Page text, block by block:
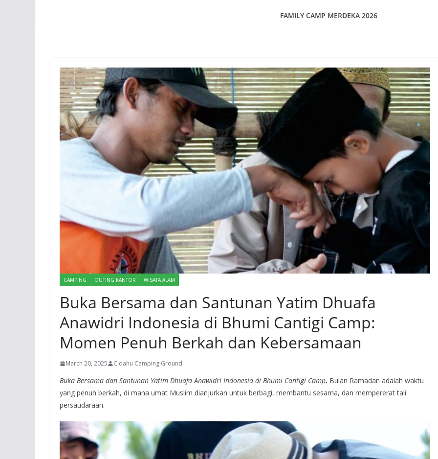
FAMILY CAMP MERDEKA 2026
CAMPING OUTING KANTOR WISATA ALAM
Buka Bersama dan Santunan Yatim Dhuafa
Anawidri Indonesia di Bhumi Cantigi Camp:
Momen Penuh Berkah dan Kebersamaan
March 20, 2025 Cidahu Camping Ground
Buka Bersama dan Santunan Yatim Dhuafa Anawidri Indonesia di Bhumi Cantigi Camp. Bulan Ramadan adalah waktu
yang penuh berkah, di mana umat Muslim dianjurkan untuk berbagi, membantu sesama, dan mempererat tali
persaudaraan.